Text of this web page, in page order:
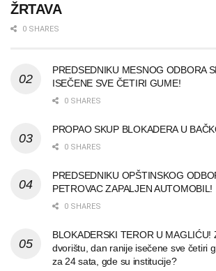
ŽRTAVA
0 SHARES
PREDSEDNIKU MESNOG ODBORA
ISEČENE SVE ČETIRI GUME!
0 SHARES
PROPAO SKUP BLOKADERA U
0 SHARES
PREDSEDNIKU OPŠTINSKOG
PETROVAC ZAPALJEN AUTOMOBIL!
0 SHARES
BLOKADERSKI TEROR U MAGLIĆU!
dvorištu, dan ranije isečene sve četiri
za 24 sata, gde su institucije?